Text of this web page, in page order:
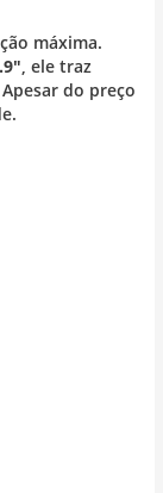
máxima.
, ele traz
do preço